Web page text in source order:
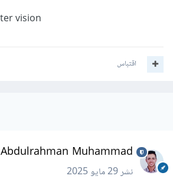
vision
اقتباس
Abdulrahman Muhammad
نشر29 مايو 2025